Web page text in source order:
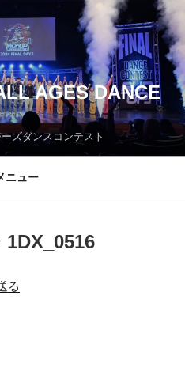
AGES DANCE
ズダンスコンテスト
ニュー
1DX_0516